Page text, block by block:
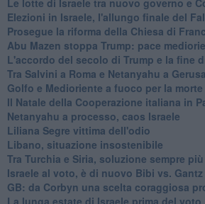
Elezioni in Israele, l'allungo finale del
Prosegue la riforma della Chiesa di
Abu Mazen stoppa Trump: pace
L'accordo del secolo di Trump e la fine
Tra Salvini a Roma e Netanyahu a
Golfo e Medioriente a fuoco per la
Il Natale della Cooperazione italiana in
Netanyahu a processo, caos Israele
Liliana Segre vittima dell'odio
Libano, situazione insostenibile
Tra Turchia e Siria, soluzione sempre
Israele al voto, è di nuovo Bibi vs. Gantz
GB: da Corbyn una scelta coraggiosa
La lunga estate di Israele prima del voto